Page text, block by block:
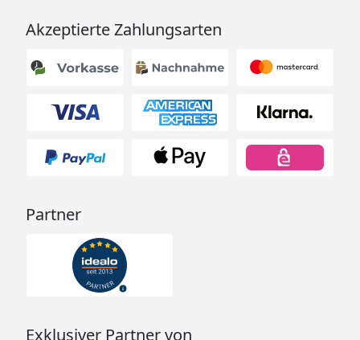
Akzeptierte Zahlungsarten
Partner
Exklusiver Partner von